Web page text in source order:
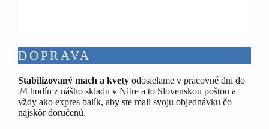
DOPRAVA
Stabilizovaný mach a kvety odosielame v pracovné dni do
24 hodín z nášho skladu v Nitre a to Slovenskou poštou a
vždy ako expres balík, aby ste mali svoju objednávku čo
najskôr doručenú.